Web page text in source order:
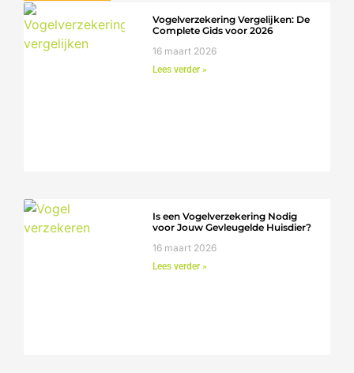
Vogelverzekering Vergelijken: De
Complete Gids voor 2026
16 maart 2026
Lees verder »
Is een Vogelverzekering Nodig
voor Jouw Gevleugelde Huisdier?
16 maart 2026
Lees verder »